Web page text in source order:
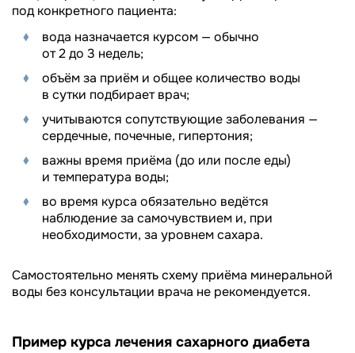
под конкретного пациента:
вода назначается курсом — обычно
от 2 до 3 недель;
объём за приём и общее количество воды
в сутки подбирает врач;
учитываются сопутствующие заболевания —
сердечные, почечные, гипертония;
важны время приёма (до или после еды)
и температура воды;
во время курса обязательно ведётся
наблюдение за самочувствием и, при
необходимости, за уровнем сахара.
Самостоятельно менять схему приёма минеральной
воды без консультации врача не рекомендуется.
Пример курса лечения сахарного диабета